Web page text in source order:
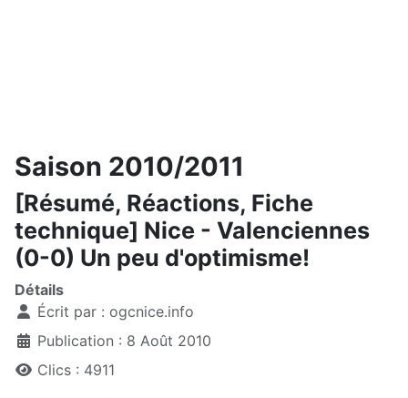
Saison 2010/2011
[Résumé, Réactions, Fiche
technique] Nice - Valenciennes
(0-0) Un peu d'optimisme!
Détails
Écrit par : ogcnice.info
Publication : 8 Août 2010
Clics : 4911